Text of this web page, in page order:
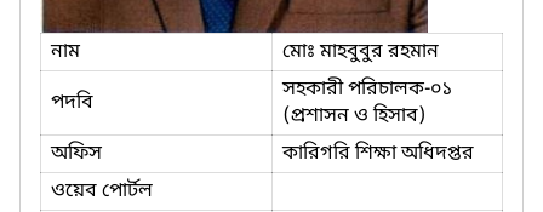
নাম
মোঃ মাহবুবুর রহমান
পদবি
সহকারী পরিচালক-০১
(প্রশাসন ও হিসাব)
অফিস
কারিগরি শিক্ষা অধিদপ্তর
ওয়েব পোর্টল